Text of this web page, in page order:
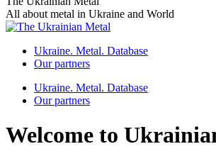
to
content
All about metal in Ukraine and World
Ukraine. Metal. Database
Our partners
Ukraine. Metal. Database
Our partners
Welcome to